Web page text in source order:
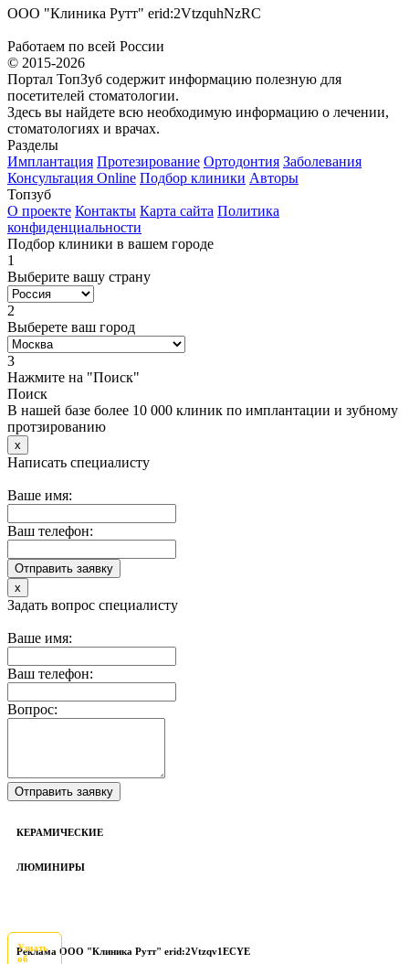
ООО "Клиника Рутт" erid:2VtzquhNzRC
Работаем по всей России
© 2015-2026
Портал ТопЗуб содержит информацию полезную для
посетителей стоматологии.
Здесь вы найдете всю необходимую информацию о лечении,
стоматологиях и врачах.
Разделы
Имплантация Протезирование Ортодонтия Заболевания
Консультация Online Подбор клиники Авторы
Топзуб
О проекте Контакты Карта сайта Политика
конфиденциальности
Подбор клиники в вашем городе
1
Выберите вашу страну
2
Выберете ваш город
3
Нажмите на "Поиск"
Поиск
В нашей базе более 10 000 клиник по имплантации и зубному
протзированию
x
Написать специалисту
Ваше имя:
Ваш телефон:
x
Задать вопрос специалисту
Ваше имя:
Ваш телефон:
Вопрос:
КЕРАМИЧЕСКИЕ
ЛЮМИНИРЫ
Реклама ООО "Клиника Рутт" erid:2Vtzqv1ECYE
Узнать
об